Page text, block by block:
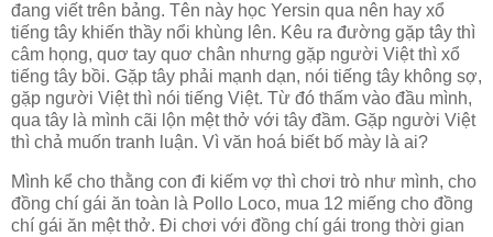
đang viết trên bảng. Tên này học Yersin qua nên hay xổ
tiếng tây khiến thầy nổi khùng lên. Kêu ra đường gặp tây thì
câm họng, quơ tay quơ chân nhưng gặp người Việt thì xổ
tiếng tây bồi. Gặp tây phải mạnh dạn, nói tiếng tây không sợ,
gặp người Việt thì nói tiếng Việt. Từ đó thấm vào đầu mình,
qua tây là mình cãi lộn mệt thở với tây đầm. Gặp người Việt
thì chả muốn tranh luận. Vì văn hoá biết bố mày là ai?
Mình kể cho thằng con đi kiếm vợ thì chơi trò như mình, cho
đồng chí gái ăn toàn là Pollo Loco, mua 12 miếng cho đồng
chí gái ăn mệt thở. Đi chơi với đồng chí gái trong thời gian